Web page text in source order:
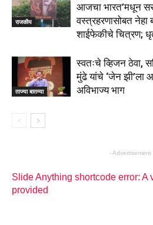
राजकीय
आजचा भारत’मधून
वस्त्रहरणासोबत नेहा
शाईफेकीचे चित्रण;
ताज्या बातम्या
स्वतःचे व्हिजन ठेवा,
मुंढे यांचे ‘जेन झी’ला
अविभाज्य भाग
- Advertisement
Slide Anything shortcode error: A
provided